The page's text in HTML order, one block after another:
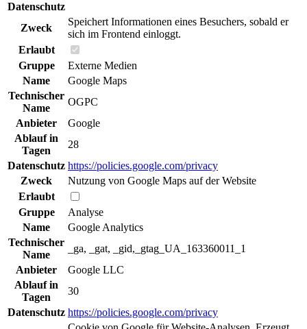
Datenschutz
Zweck
Speichert Informationen eines Besuchers, sobald er
sich im Frontend einloggt.
Erlaubt
Gruppe
Externe Medien
Name
Google Maps
Technischer
Name
OGPC
Anbieter
Google
Ablauf in
Tagen
28
Datenschutz https://policies.google.com/privacy
Zweck
Nutzung von Google Maps auf der Website
Erlaubt
Gruppe
Analyse
Name
Google Analytics
Technischer
Name
_ga, _gat, _gid,_gtag_UA_163360011_1
Anbieter
Google LLC
Ablauf in
Tagen
30
Datenschutz https://policies.google.com/privacy